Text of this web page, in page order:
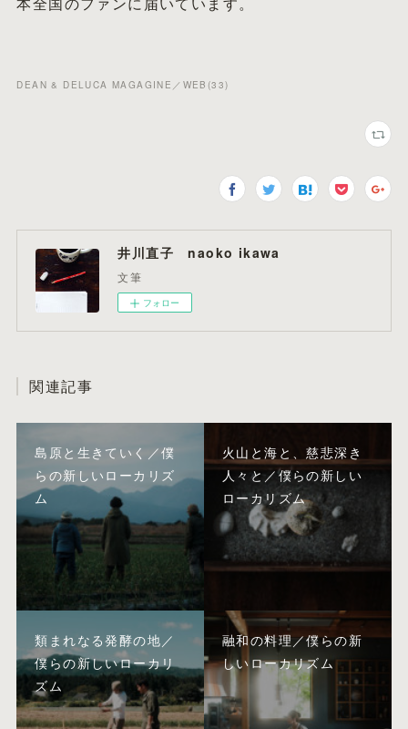
DEAN & DELUCA MAGAGINE／WEB (33)
井川直子 naoko ikawa
文筆
フォロー
関連記事
島原と生きていく／僕
らの新しいローカリズ
ム
火山と海と、慈悲深き
人々と／僕らの新しい
ローカリズム
類まれなる発酵の地／
僕らの新しいローカリ
ズム
融和の料理／僕らの新
しいローカリズム